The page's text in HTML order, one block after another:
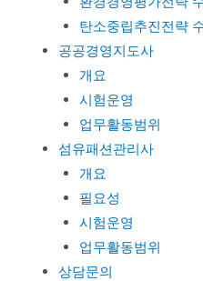
탄소중립추진전략
공공경영지도사
개요
시험운영
업무활동범위
섬유패션관리사
개요
필요성
시험운영
업무활동범위
상담문의